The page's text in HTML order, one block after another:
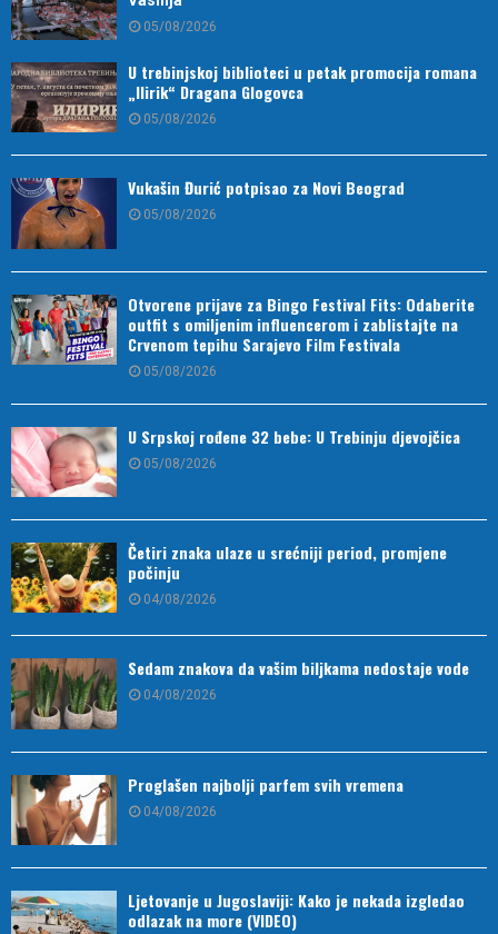
05/08/2026
U trebinjskoj biblioteci u petak promocija romana
„Ilirik“ Dragana Glogovca
05/08/2026
Vukašin Đurić potpisao za Novi Beograd
05/08/2026
Otvorene prijave za Bingo Festival Fits: Odaberite
outfit s omiljenim influencerom i zablistajte na
Crvenom tepihu Sarajevo Film Festivala
05/08/2026
U Srpskoj rođene 32 bebe: U Trebinju djevojčica
05/08/2026
Četiri znaka ulaze u srećniji period, promjene
počinju
04/08/2026
Sedam znakova da vašim biljkama nedostaje vode
04/08/2026
Proglašen najbolji parfem svih vremena
04/08/2026
Ljetovanje u Jugoslaviji: Kako je nekada izgledao
odlazak na more (VIDEO)